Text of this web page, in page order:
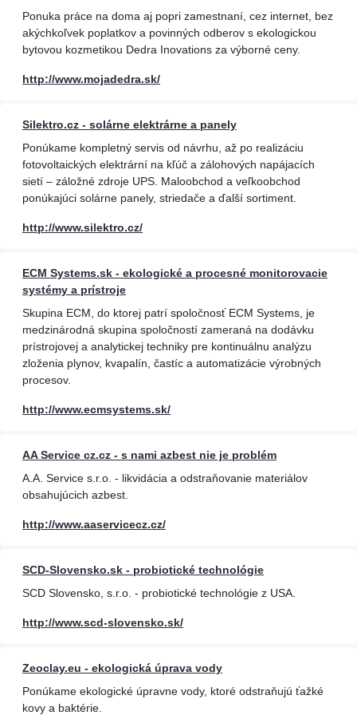
Ponuka práce na doma aj popri zamestnaní, cez internet, bez
akýchkoľvek poplatkov a povinných odberov s ekologickou
bytovou kozmetikou Dedra Inovations za výborné ceny.
http://www.mojadedra.sk/
Silektro.cz - solárne elektrárne a panely
Ponúkame kompletný servis od návrhu, až po realizáciu
fotovoltaických elektrární na kľúč a zálohových napájacích
sietí – záložné zdroje UPS. Maloobchod a veľkoobchod
ponúkajúci solárne panely, striedače a ďalší sortiment.
http://www.silektro.cz/
ECM Systems.sk - ekologické a procesné monitorovacie
systémy a prístroje
Skupina ECM, do ktorej patrí spoločnosť ECM Systems, je
medzinárodná skupina spoločností zameraná na dodávku
prístrojovej a analytickej techniky pre kontinuálnu analýzu
zloženia plynov, kvapalín, častíc a automatizácie výrobných
procesov.
http://www.ecmsystems.sk/
AA Service cz.cz - s nami azbest nie je problém
A.A. Service s.r.o. - likvidácia a odstraňovanie materiálov
obsahujúcich azbest.
http://www.aaservicecz.cz/
SCD-Slovensko.sk - probiotické technológie
SCD Slovensko, s.r.o. - probiotické technológie z USA.
http://www.scd-slovensko.sk/
Zeoclay.eu - ekologická úprava vody
Ponúkame ekologické úpravne vody, ktoré odstraňujú ťažké
kovy a baktérie.